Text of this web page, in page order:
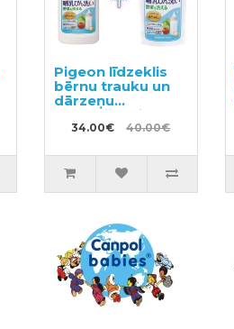
Pigeon līdzeklis
bērnu trauku un
dārzeņu
mazgāšanai ar
dozatoru 800ml +
34.00€ 40.00€